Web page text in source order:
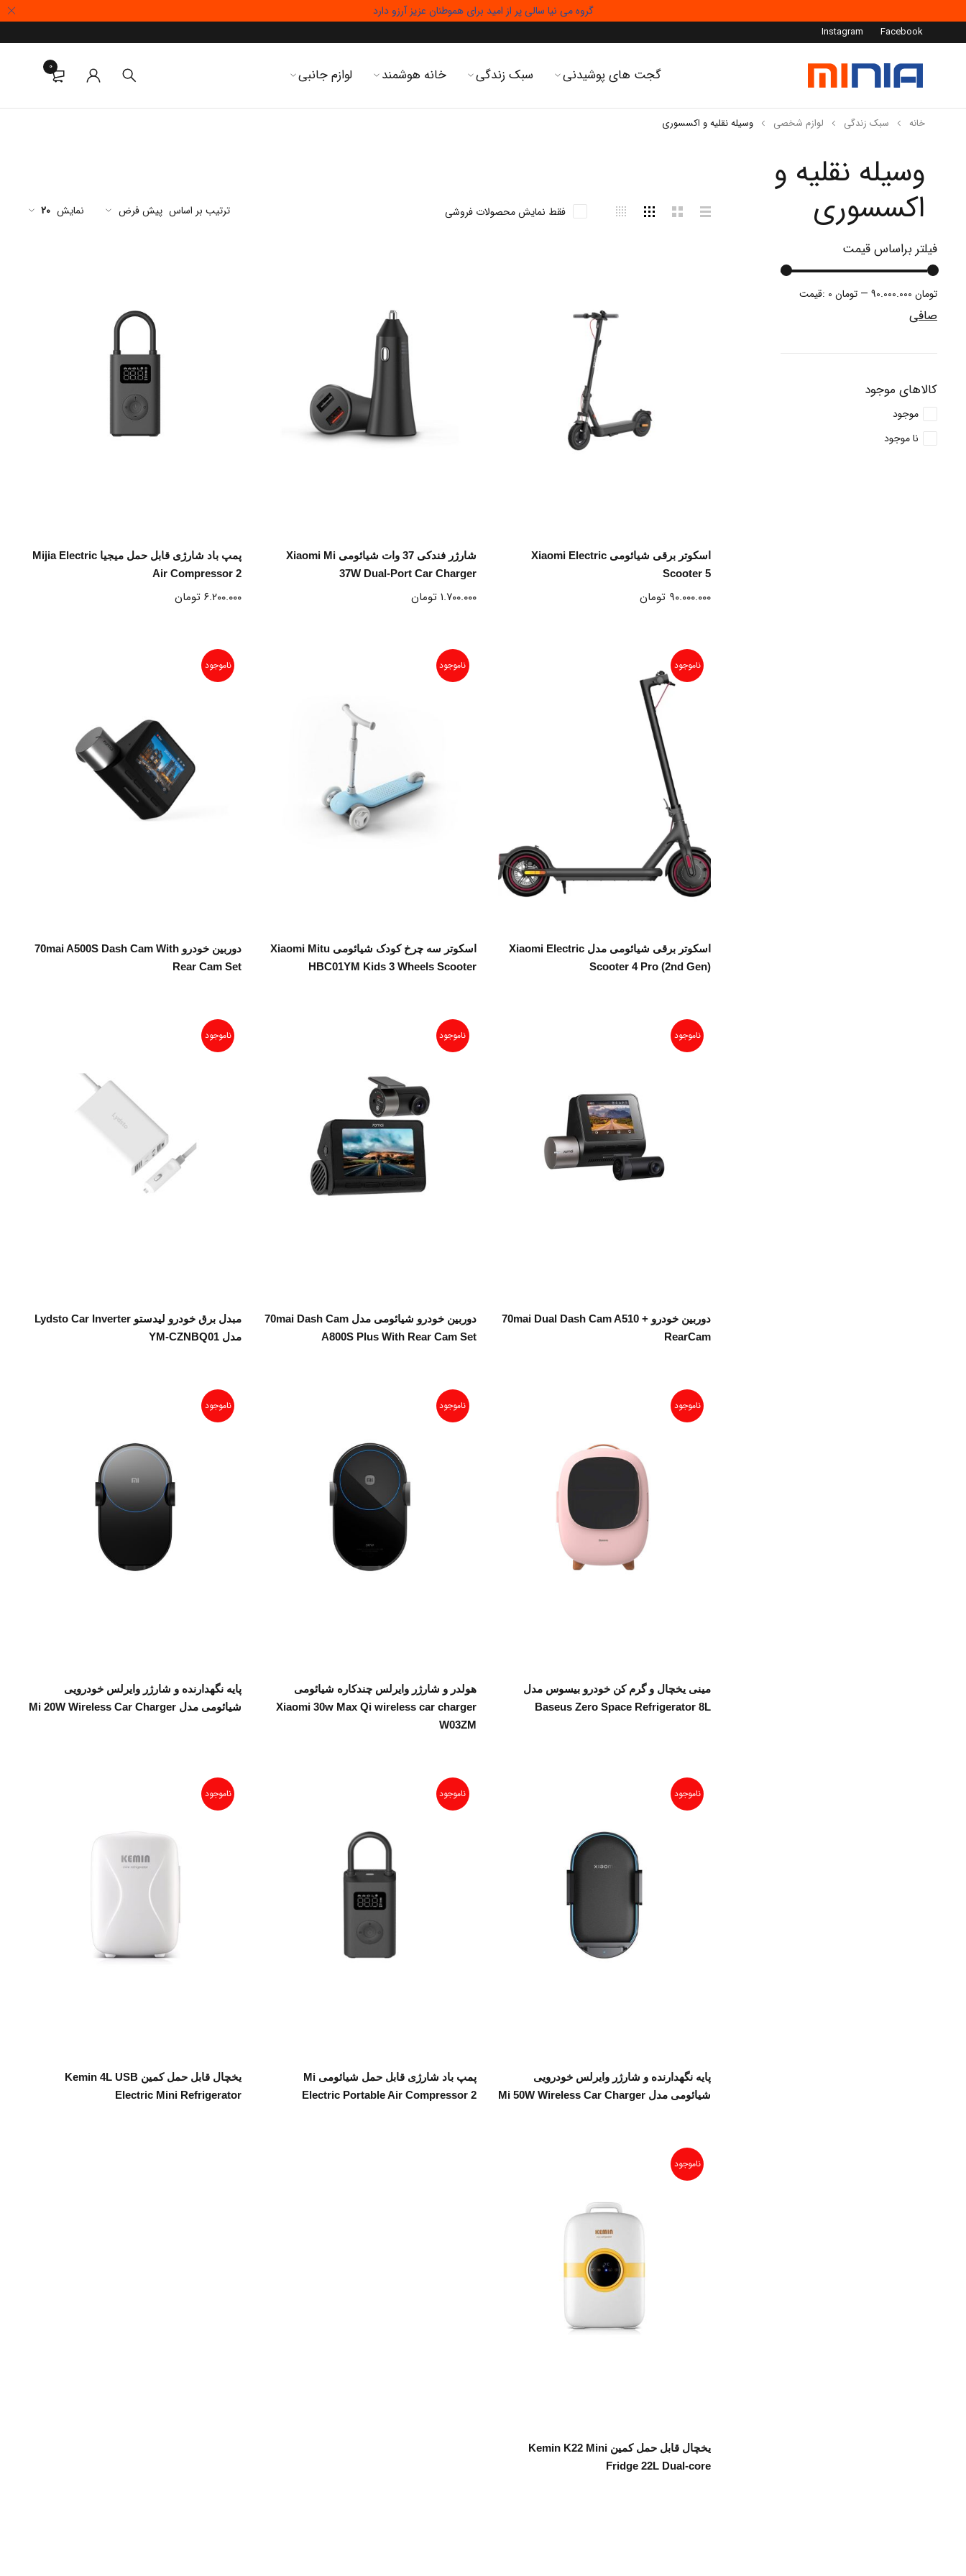
گروه می نیا سالی پر از امید برای هموطنان عزیز آرزو دارد
Facebook
Instagram
گجت های پوشیدنی سبک زندگی خانه هوشمند لوازم جانبی 0
وسیله نقلیه و
اکسسوری
خانه سبک زندگی لوازم شخصی وسیله نقلیه و اکسسوری
فیلتر براساس قیمت
صافی
قيمت: 0 تومان — 90.000.000 تومان
کالاهای موجود
موجود
نا موجود
ترتیب بر اساس پیش فرض فقط نمایش محصولات فروشی نمایش 20
انتخاب گزینه ها
اسکوتر برقی شیائومی Xiaomi Electric
Scooter 5
۹۰.۰۰۰.۰۰۰ تومان
انتخاب گزینه هاشارژر فندکی 37 وات شیائومی Xiaomi Mi
37W Dual-Port Car Charger
۱.۷۰۰.۰۰۰ تومان
انتخاب گزینه ها پمپ باد شارژی قابل حمل میجیا Mijia Electric
Air Compressor 2
۶.۲۰۰.۰۰۰ تومان
ناموجود
اطلاعات بیشتراسکوتر برقی شیائومی مدل Xiaomi Electric
Scooter 4 Pro (2nd Gen)
ناموجود
اطلاعات بیشتر
اسکوتر سه چرخ کودک شیائومی Xiaomi Mitu
HBC01YM Kids 3 Wheels Scooter
ناموجود
اطلاعات بیشتر
دوربین خودرو 70mai A500S Dash Cam With
Rear Cam Set
ناموجود
اطلاعات بیشتر
دوربین خودرو 70mai Dual Dash Cam A510 +
RearCam
ناموجود
اطلاعات بیشتردوربین خودرو شیائومی مدل 70mai Dash Cam
A800S Plus With Rear Cam Set
ناموجود
اطلاعات بیشترمبدل برق خودرو لیدستو Lydsto Car Inverter
مدل YM-CZNBQ01
ناموجود
اطلاعات بیشتر
مینی یخچال و گرم کن خودرو بیسوس مدل
Baseus Zero Space Refrigerator 8L
ناموجود
اطلاعات بیشتر
هولدر و شارژر وایرلس چندکاره شیائومی
Xiaomi 30w Max Qi wireless car charger
W03ZM
ناموجود
اطلاعات بیشتر
پایه نگهدارنده و شارژر وایرلس خودرویی
شیائومی مدل Mi 20W Wireless Car Charger
ناموجود
اطلاعات بیشتر
پایه نگهدارنده و شارژر وایرلس خودرویی
شیائومی مدل Mi 50W Wireless Car Charger
ناموجود
اطلاعات بیشتر
پمپ باد شارژی قابل حمل شیائومی Mi
Electric Portable Air Compressor 2
ناموجود
اطلاعات بیشتر
یخچال قابل حمل کمین Kemin 4L USB
Electric Mini Refrigerator
ناموجود
اطلاعات بیشتر
یخچال قابل حمل کمین Kemin K22 Mini
Fridge 22L Dual-core